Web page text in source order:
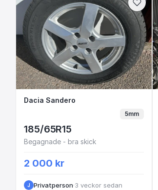
Dacia Sandero
Dacia Sandero
5mm
185/65R15
Begagnade - bra skick
2 000 kr
J Privatperson·3 veckor sedan